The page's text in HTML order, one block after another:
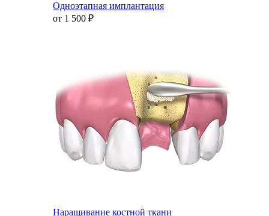
Одноэтапная имплантация
от 1 500 ₽
Наращивание костной ткани